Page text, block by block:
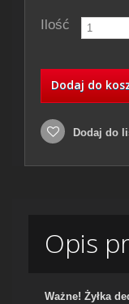
Ilość
Dodaj do
Dodaj do
Opis
Ważne! Żyłka